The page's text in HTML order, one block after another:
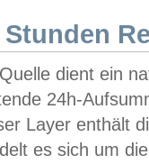
Stunden
dient ein
24h-
Layer enthält
es sich um